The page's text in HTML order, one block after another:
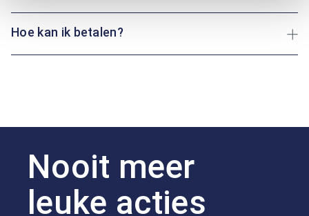
Hoe kan ik betalen?
Nooit meer
leuke acties